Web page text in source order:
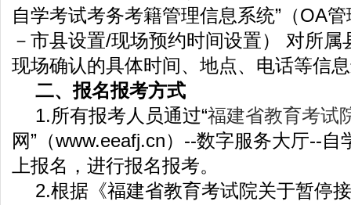
自学考试考务考籍管理信息系统”（OA
－市县设置/现场预约时间设置） 对所属
现场确认的具体时间、地点、电话等信
二、报名报考方式
1.所有报考人员通过“福建省教育考试
网”（www.eeafj.cn）--数字服务大厅--
上报名，进行报名报考。
2.根据《福建省教育考试院关于暂停